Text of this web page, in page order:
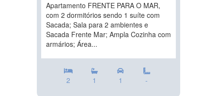
Apartamento FRENTE PARA O MAR,
com 2 dormitórios sendo 1 suíte com
Sacada; Sala para 2 ambientes e
Sacada Frente Mar; Ampla Cozinha com
armários; Área...
2 1 1 -